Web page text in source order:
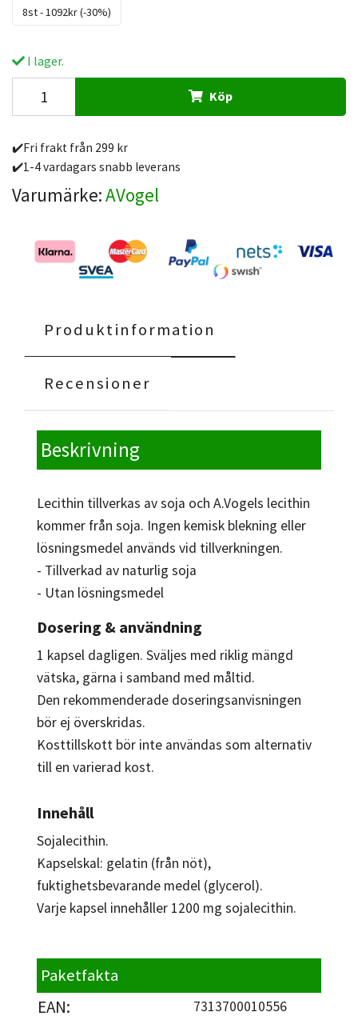
8st - 1092kr (-30%)
I lager.
Köp
✔️Fri frakt från 299 kr
✔️1-4 vardagars snabb leverans
Varumärke:AVogel
Produktinformation
Recensioner
Beskrivning
Lecithin tillverkas av soja och A.Vogels lecithin
kommer från soja. Ingen kemisk blekning eller
lösningsmedel används vid tillverkningen.
- Tillverkad av naturlig soja
- Utan lösningsmedel
Dosering & användning
1 kapsel dagligen. Sväljes med riklig mängd
vätska, gärna i samband med måltid.
Den rekommenderade doseringsanvisningen
bör ej överskridas.
Kosttillskott bör inte användas som alternativ
till en varierad kost.
Innehåll
Sojalecithin.
Kapselskal: gelatin (från nöt),
fuktighetsbevarande medel (glycerol).
Varje kapsel innehåller 1200 mg sojalecithin.
Paketfakta
EAN: 7313700010556